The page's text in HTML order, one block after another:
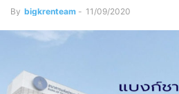
By bigkrenteam - 11/09/2020